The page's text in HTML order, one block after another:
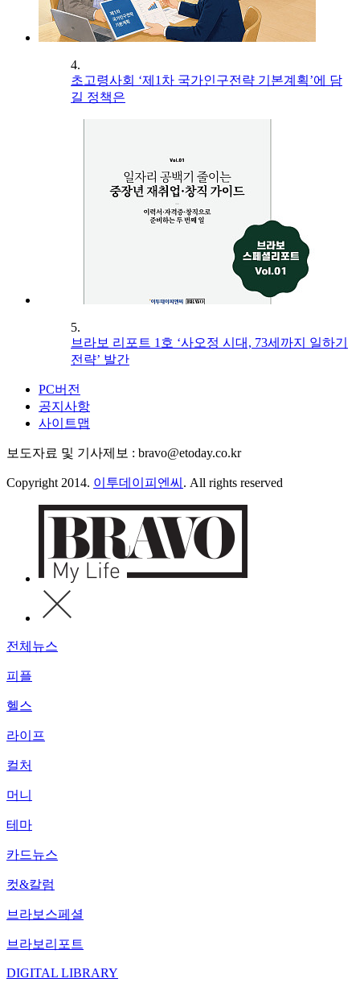
4.
초고령사회 ‘제1차 국가인구전략 기본계획’에 담
길 정책은
5.
브라보 리포트 1호 ‘사오정 시대, 73세까지 일하기
전략’ 발간
PC버전
공지사항
사이트맵
보도자료 및 기사제보 : bravo@etoday.co.kr
Copyright 2014. 이투데이피엔씨 . All rights reserved
전체뉴스
피플
헬스
라이프
컬처
머니
테마
카드뉴스
컷&칼럼
브라보스페셜
브라보리포트
DIGITAL LIBRARY